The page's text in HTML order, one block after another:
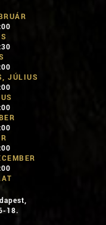
JÚLIUS
18.